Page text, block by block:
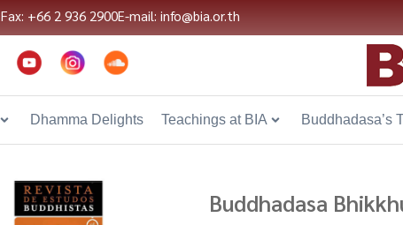
Fax: +66 2 936 2900E-mail: info@bia.or.th
Dhamma Delights Teachings at BIA Buddhadasa’s
Buddhadasa